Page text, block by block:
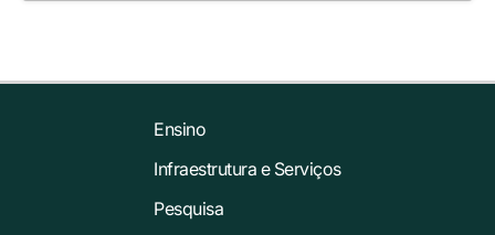
Ensino
Infraestrutura e Serviços
Pesquisa